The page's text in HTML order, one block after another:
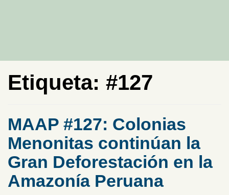
Etiqueta: #127
MAAP #127: Colonias
Menonitas continúan la
Gran Deforestación en la
Amazonía Peruana